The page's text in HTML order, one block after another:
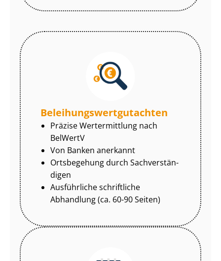
Be­lei­hungs­wert­gut­ach­ten
Präzise Wertermittlung nach
BelWertV
Von Banken anerkannt
Ortsbegehung durch Sach­ver­stän­
di­gen
Ausführliche schriftliche
Abhandlung (ca. 60-90 Seiten)